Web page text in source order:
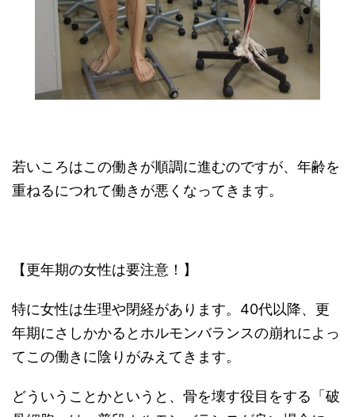
若いころはこの働きが順調に進むのですが、年齢を
重ねるにつれて働きが悪くなってきます。
【更年期の女性は要注意！】
特に女性は生理や閉経があります。40代以降、更
年期にさしかかるとホルモンバランスの崩れによっ
てこの働きに陰りがみえてきます。
どういうことかというと、骨を壊す役目をする「破